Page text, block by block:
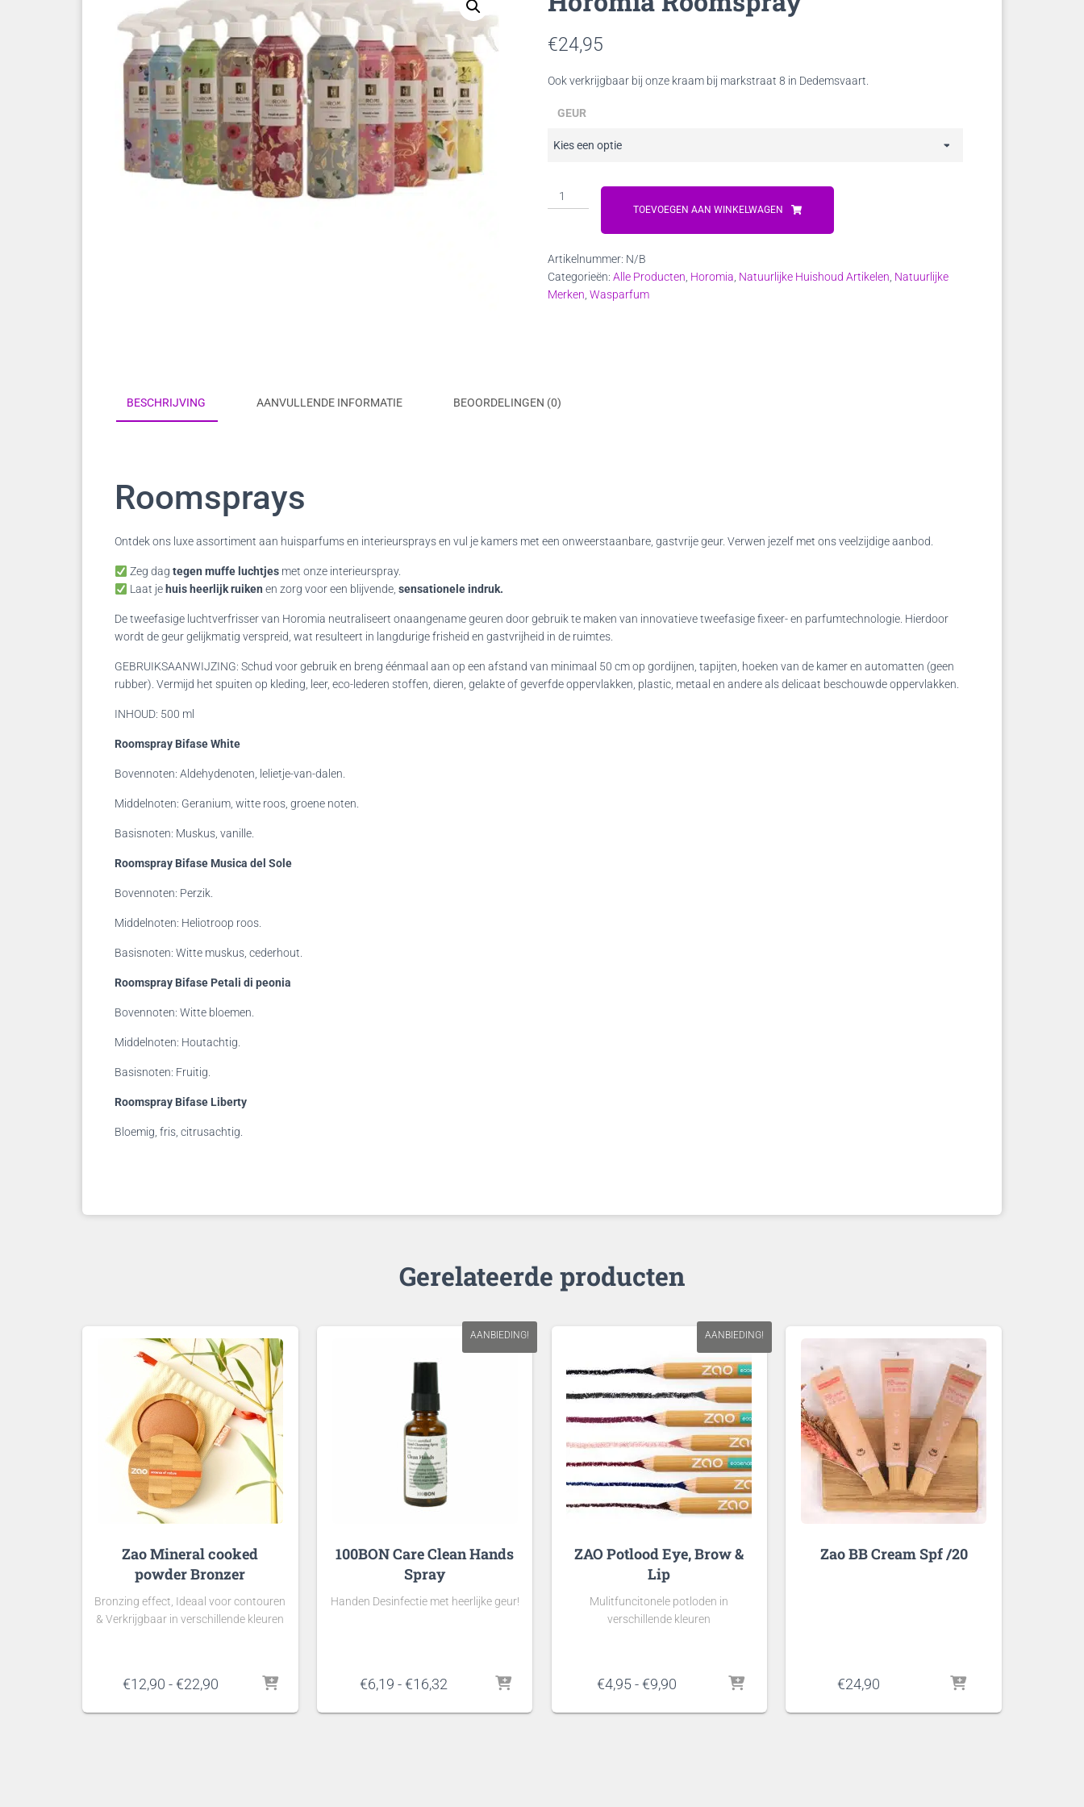
€24,95
Ook verkrijgbaar bij onze kraam bij markstraat 8 in Dedemsvaart.
GEUR
Horomia
Roomspray
TOEVOEGEN AAN WINKELWAGEN
Artikelnummer: N/B
Categorieën: Alle Producten Horomia Natuurlijke Huishoud Artikelen Natuurlijke
Merken Wasparfum
BESCHRIJVING AANVULLENDE INFORMATIE BEOORDELINGEN (0)
Roomsprays
Ontdek ons luxe assortiment aan huisparfums en interieursprays en vul je kamers met een onweerstaanbare, gastvrije geur. Verwen jezelf met ons veelzijdige aanbod.
Zeg dag tegen muffe luchtjes met onze interieurspray.
Laat je huis heerlijk ruiken en zorg voor een blijvende, sensationele indruk.
De tweefasige luchtverfrisser van Horomia neutraliseert onaangename geuren door gebruik te maken van innovatieve tweefasige fixeer- en parfumtechnologie. Hierdoor
wordt de geur gelijkmatig verspreid, wat resulteert in langdurige frisheid en gastvrijheid in de ruimtes.
GEBRUIKSAANWIJZING: Schud voor gebruik en breng éénmaal aan op een afstand van minimaal 50 cm op gordijnen, tapijten, hoeken van de kamer en automatten (geen
rubber). Vermijd het spuiten op kleding, leer, eco-lederen stoffen, dieren, gelakte of geverfde oppervlakken, plastic, metaal en andere als delicaat beschouwde oppervlakken.
INHOUD: 500 ml
Roomspray Bifase White
Bovennoten: Aldehydenoten, lelietje-van-dalen.
Middelnoten: Geranium, witte roos, groene noten.
Basisnoten: Muskus, vanille.
Roomspray Bifase Musica del Sole
Bovennoten: Perzik.
Middelnoten: Heliotroop roos.
Basisnoten: Witte muskus, cederhout.
Roomspray Bifase Petali di peonia
Bovennoten: Witte bloemen.
Middelnoten: Houtachtig.
Basisnoten: Fruitig.
Roomspray Bifase Liberty
Bloemig, fris, citrusachtig.
Gerelateerde producten
Zao Mineral cooked
powder Bronzer
Bronzing effect, Ideaal voor contouren
& Verkrijgbaar in verschillende kleuren
€12,90 - €22,90 Prijsklasse:
tot
AANBIEDING!
100BON Care Clean Hands
Spray
Handen Desinfectie met heerlijke geur!
€6,19 -€16,32Prijsklasse:
tot
AANBIEDING!
ZAO Potlood Eye, Brow &
Lip
Mulitfuncitonele potloden in
verschillende kleuren
€4,95 - €9,90Prijsklasse:
tot
Zao BB Cream Spf /20
€24,90